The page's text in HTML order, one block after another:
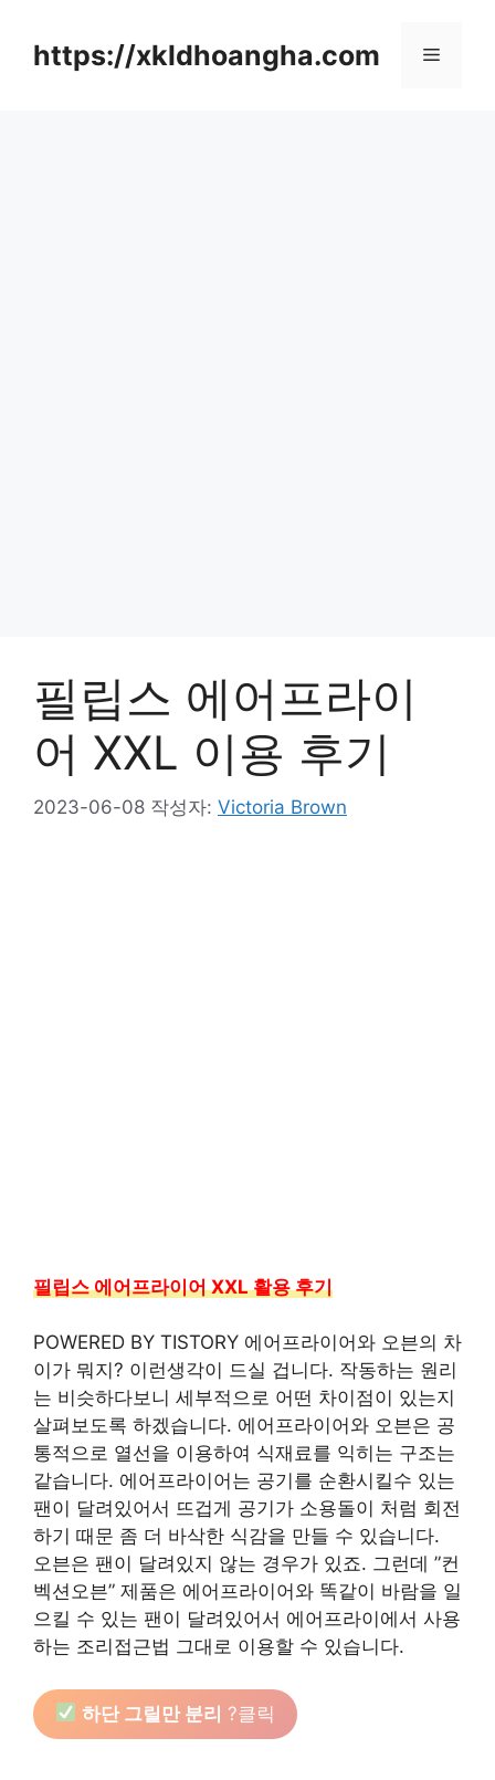
https://xkldhoangha.com 메
필립스 에어프라이
어 XXL 이용 후기
2023-06-08 작성자: Victoria Brown
필립스 에어프라이어 XXL 활용 후기
POWERED BY TISTORY 에어프라이어와 오븐의 차
이가 뭐지? 이런생각이 드실 겁니다. 작동하는 원리
는 비슷하다보니 세부적으로 어떤 차이점이 있는지
살펴보도록 하겠습니다. 에어프라이어와 오븐은 공
통적으로 열선을 이용하여 식재료를 익히는 구조는
같습니다. 에어프라이어는 공기를 순환시킬수 있는
팬이 달려있어서 뜨겁게 공기가 소용돌이 처럼 회전
하기 때문 좀 더 바삭한 식감을 만들 수 있습니다.
오븐은 팬이 달려있지 않는 경우가 있죠. 그런데 ”컨
벡션오븐” 제품은 에어프라이어와 똑같이 바람을 일
으킬 수 있는 팬이 달려있어서 에어프라이에서 사용
하는 조리접근법 그대로 이용할 수 있습니다.
하단 그릴만 분리 ?클릭